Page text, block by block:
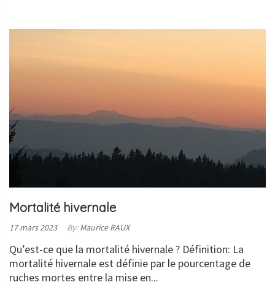
Mortalité hivernale
Posted
17 mars 2023 By: Maurice RAUX
Qu’est-ce que la mortalité hivernale ? Définition: La
mortalité hivernale est définie par le pourcentage de
ruches mortes entre la mise en...